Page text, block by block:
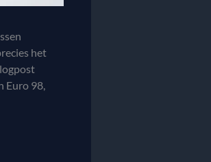
het
Euro 98,